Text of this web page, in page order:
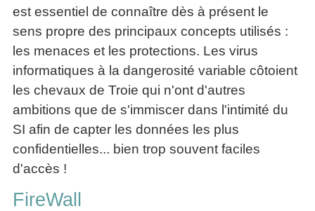
est essentiel de connaître dès à présent le
sens propre des principaux concepts utilisés :
les menaces et les protections. Les virus
informatiques à la dangerosité variable côtoient
les chevaux de Troie qui n'ont d'autres
ambitions que de s'immiscer dans l'intimité du
SI afin de capter les données les plus
confidentielles... bien trop souvent faciles
d'accès !
FireWall